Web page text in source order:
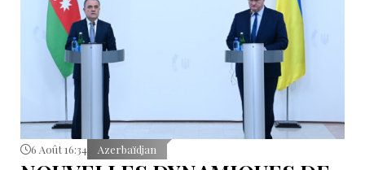
6 Août 16:34 Azerbaïdjan